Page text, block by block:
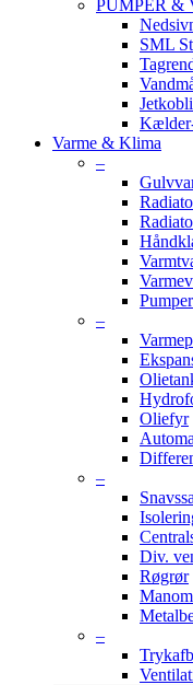
PUMPER &
SML
Varme & Klima
–
Pumper
–
Oliefyr
–
Div.
Røgrør
–